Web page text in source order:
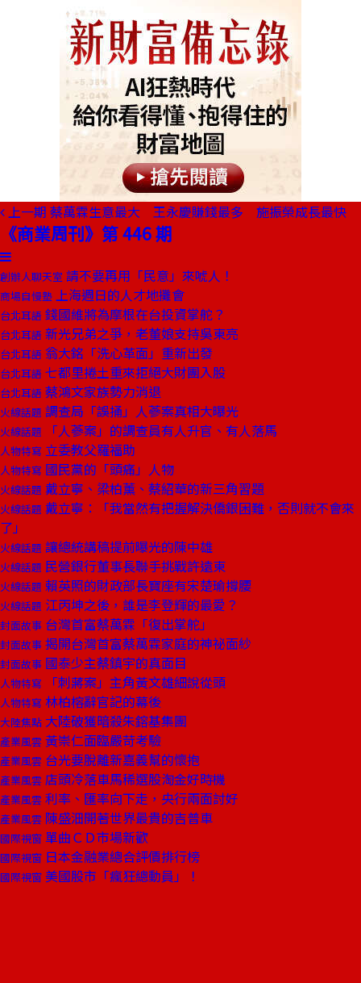
上一期 蔡萬霖生意最大 王永慶賺錢最多 施振榮成長最快
《商業周刊》第 446 期
創辦人聊天室 請不要再用「民意」來唬人！
商場自慢塾 上海週日的人才地攤會
台北耳語 錢國維將為摩根在台投資掌舵？
台北耳語 新光兄弟之爭，老董娘支持吳東亮
台北耳語 翁大銘「洗心革面」重新出發
台北耳語 七都里捲土重來拒絕大財團入股
台北耳語 蔡鴻文家族勢力消退
火線話題 調查局「誤捅」人蔘案真相大曝光
火線話題 「人蔘案」的調查員有人升官、有人落馬
人物特寫 立委教父羅福助
人物特寫 國民黨的「頭痛」人物
火線話題 戴立寧、梁柏薰、蔡紹華的新三角習題
火線話題 戴立寧：「我當然有把握解決僑銀困難，否則就不會來
了」
火線話題 讓總統講稿提前曝光的陳中雄
火線話題 民營銀行董事長聯手挑戰許遠東
火線話題 賴英照的財政部長寶座有宋楚瑜撐腰
火線話題 江丙坤之後，誰是李登輝的最愛？
封面故事 台灣首富蔡萬霖「復出掌舵」
封面故事 揭開台灣首富蔡萬霖家庭的神祕面紗
封面故事 國泰少主蔡鎮宇的真面目
人物特寫 「刺蔣案」主角黃文雄細說從頭
人物特寫 林柏榕辭官記的幕後
大陸焦點 大陸破獲暗殺朱鎔基集團
產業風雲 黃崇仁面臨嚴苛考驗
產業風雲 台光要脫離新嘉義幫的懷抱
產業風雲 店頭冷落車馬稀選股淘金好時機
產業風雲 利率、匯率向下走，央行兩面討好
產業風雲 陳盛沺開著世界最貴的吉普車
國際視窗 單曲ＣＤ市場新歡
國際視窗 日本金融業總合評價排行榜
國際視窗 美國股市「瘋狂總動員」！